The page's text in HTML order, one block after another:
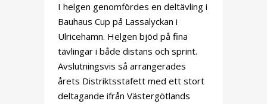
I helgen genomfördes en deltävling i
Bauhaus Cup på Lassalyckan i
Ulricehamn. Helgen bjöd på fina
tävlingar i både distans och sprint.
Avslutningsvis så arrangerades
årets Distriktsstafett med ett stort
deltagande ifrån Västergötlands